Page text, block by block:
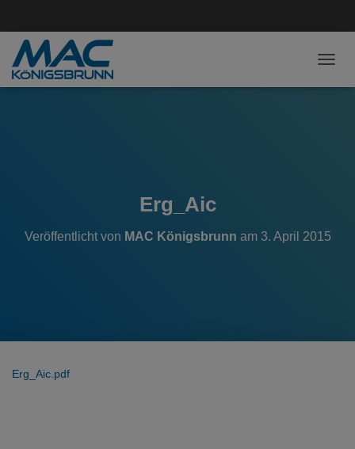
Erg_Aic
Veröffentlicht von MAC Königsbrunn am 3. April 2015
Erg_Aic.pdf